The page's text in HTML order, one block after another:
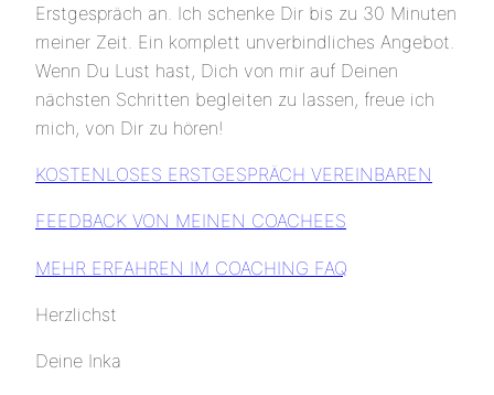
Erstgespräch an. Ich schenke Dir bis zu 30 Minuten
meiner Zeit. Ein komplett unverbindliches Angebot.
Wenn Du Lust hast, Dich von mir auf Deinen
nächsten Schritten begleiten zu lassen, freue ich
mich, von Dir zu hören!
KOSTENLOSES ERSTGESPRÄCH VEREINBAREN
FEEDBACK VON MEINEN COACHEES
MEHR ERFAHREN IM COACHING FAQ
Herzlichst
Deine Inka